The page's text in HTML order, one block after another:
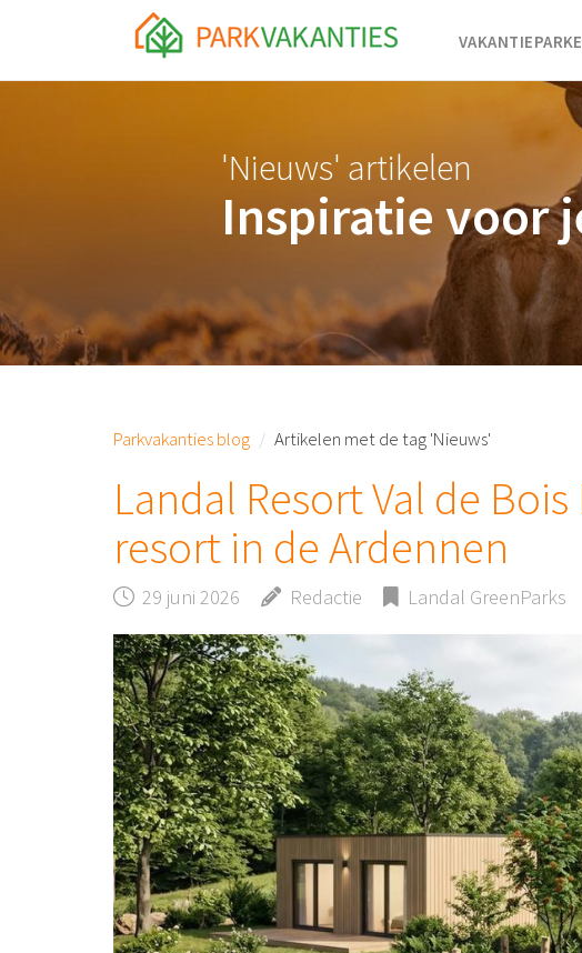
'Nieuws' artikelen
Inspiratie voor
Parkvakanties blog Artikelen met de tag 'Nieuws'
Landal Resort Val de
resort in de Ardennen
29 juni 2026 Redactie Landal GreenParks